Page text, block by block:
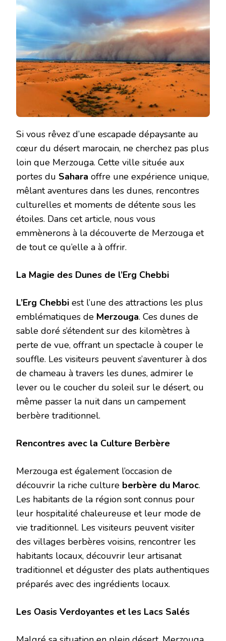
Si vous rêvez d’une escapade dépaysante au
cœur du désert marocain, ne cherchez pas plus
loin que Merzouga. Cette ville située aux
portes du Sahara offre une expérience unique,
mêlant aventures dans les dunes, rencontres
culturelles et moments de détente sous les
étoiles. Dans cet article, nous vous
emmènerons à la découverte de Merzouga et
de tout ce qu’elle a à offrir.
La Magie des Dunes de l’Erg Chebbi
L’Erg Chebbi est l’une des attractions les plus
emblématiques de Merzouga. Ces dunes de
sable doré s’étendent sur des kilomètres à
perte de vue, offrant un spectacle à couper le
souffle. Les visiteurs peuvent s’aventurer à dos
de chameau à travers les dunes, admirer le
lever ou le coucher du soleil sur le désert, ou
même passer la nuit dans un campement
berbère traditionnel.
Rencontres avec la Culture Berbère
Merzouga est également l’occasion de
découvrir la riche culture berbère du Maroc.
Les habitants de la région sont connus pour
leur hospitalité chaleureuse et leur mode de
vie traditionnel. Les visiteurs peuvent visiter
des villages berbères voisins, rencontrer les
habitants locaux, découvrir leur artisanat
traditionnel et déguster des plats authentiques
préparés avec des ingrédients locaux.
Les Oasis Verdoyantes et les Lacs Salés